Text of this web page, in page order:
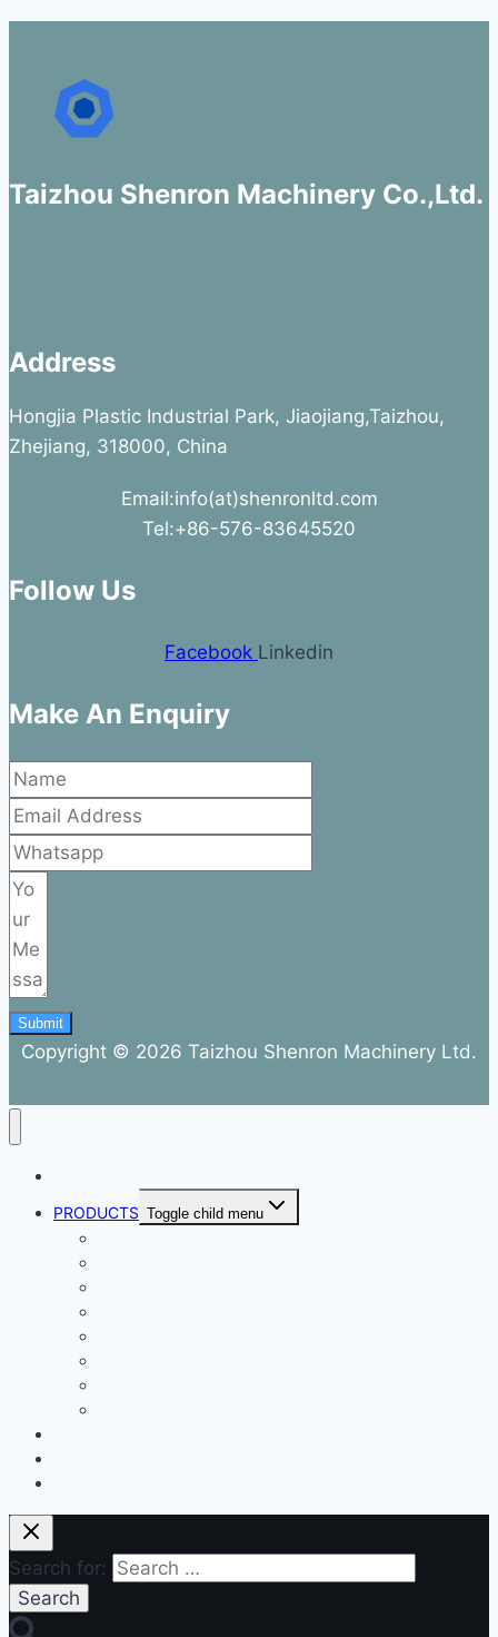
Taizhou Shenron Machinery Co.,Ltd.
Address
Hongjia Plastic Industrial Park, Jiaojiang,Taizhou,
Zhejiang, 318000, China
Email:info(at)shenronltd.com
Tel:+86-576-83645520
Follow Us
Facebook Linkedin
Make An Enquiry
Submit
Copyright © 2026 Taizhou Shenron Machinery Ltd.
PRODUCTS Toggle child menu
Search for: